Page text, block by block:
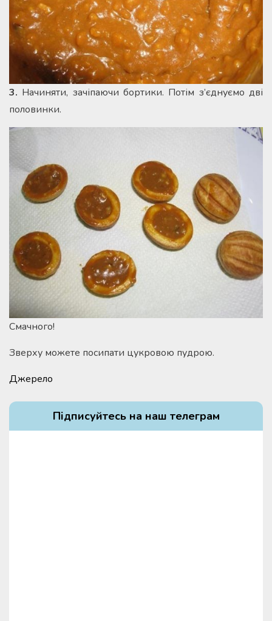
3. Начиняти, зачіпаючи бортики. Потім з’єднуємо дві
половинки.
Смачного!
Зверху можете посипати цукровою пудрою.
Джерело